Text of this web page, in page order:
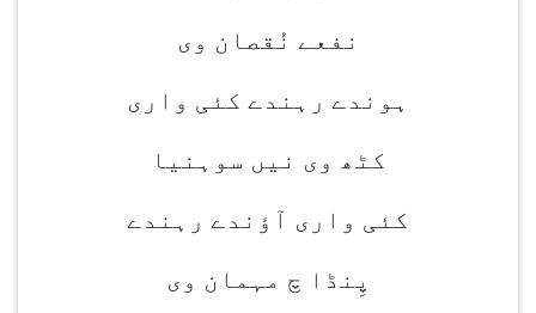
نفعے نُقصان وی
ہوندے رہندے کئی واری
کٹھ وی نیں سوہنیا
کئی واری آؤندے رہندے
پِنڈا چ مہمان وی